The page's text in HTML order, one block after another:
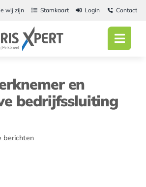
wij zijn Stamkaart Login Contact
en
bedrijfssluiting
berichten